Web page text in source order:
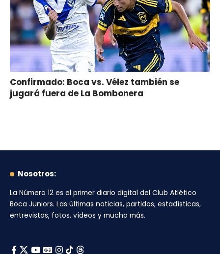
Confirmado: Boca vs. Vélez también se
jugará fuera de La Bombonera
Nosotros:
La Número 12 es el primer diario digital del Club Atlético
Boca Juniors. Las últimas noticias, partidos, estadísticas,
entrevistas, fotos, vídeos y mucho más.